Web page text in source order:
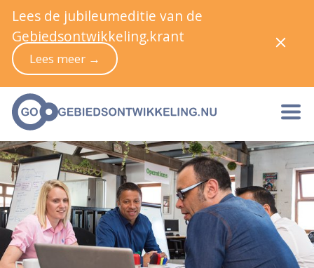
Lees de jubileumeditie van de
Gebiedsontwikkeling.krant
Lees meer →